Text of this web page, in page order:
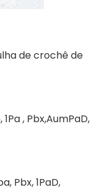
de crochê de
, Pbx,AumPaD,
Pbx, 1PaD,